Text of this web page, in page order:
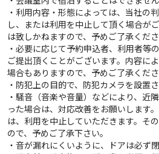
・利用内容・形態によっては、当社の
し、または利用を中止して頂く場合が
は致しかねますので、予めご了承くださ
・必要に応じて予約申込者、利用者等
ご提出頂くことがございます。内容に
場合もありますので、予めご了承くださ
・防犯上の目的で、防犯カメラを設置
・騒音（音楽や音量）などにより、近
った場合は、対応改善をお願いします
は、利用を中止していただきます。そ
ので、予めご了承下さい。
・音が漏れにくいように、ドアは必ず